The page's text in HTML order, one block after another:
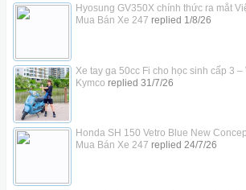
Hyosung GV350X chính thức ra mắt
Mua Bán Xe 247 replied 1/8/26
Xe tay ga 50cc Fi cho học sinh cấp 3 –
Kymco replied 31/7/26
Honda SH 150 Vetro Blue New
Mua Bán Xe 247 replied 24/7/26